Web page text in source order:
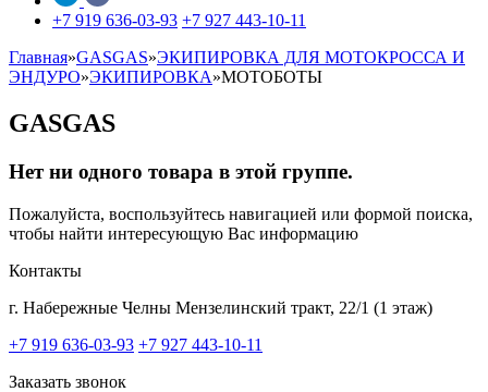
+7 919 636-03-93 +7 927 443-10-11
Главная»GASGAS»ЭКИПИРОВКА ДЛЯ МОТОКРОССА И
ЭНДУРО»ЭКИПИРОВКА»МОТОБОТЫ
GASGAS
Нет ни одного товара в этой группе.
Пожалуйста, воспользуйтесь навигацией или формой поиска,
чтобы найти интересующую Вас информацию
Контакты
г. Набережные Челны Мензелинский тракт, 22/1 (1 этаж)
+7 919 636-03-93 +7 927 443-10-11
Заказать звонок